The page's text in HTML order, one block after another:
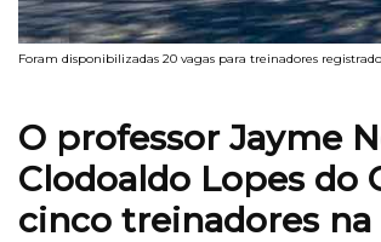
Foram disponibilizadas 20 vagas para treinadores
O professor Jayme
Clodoaldo Lopes do
cinco treinadores